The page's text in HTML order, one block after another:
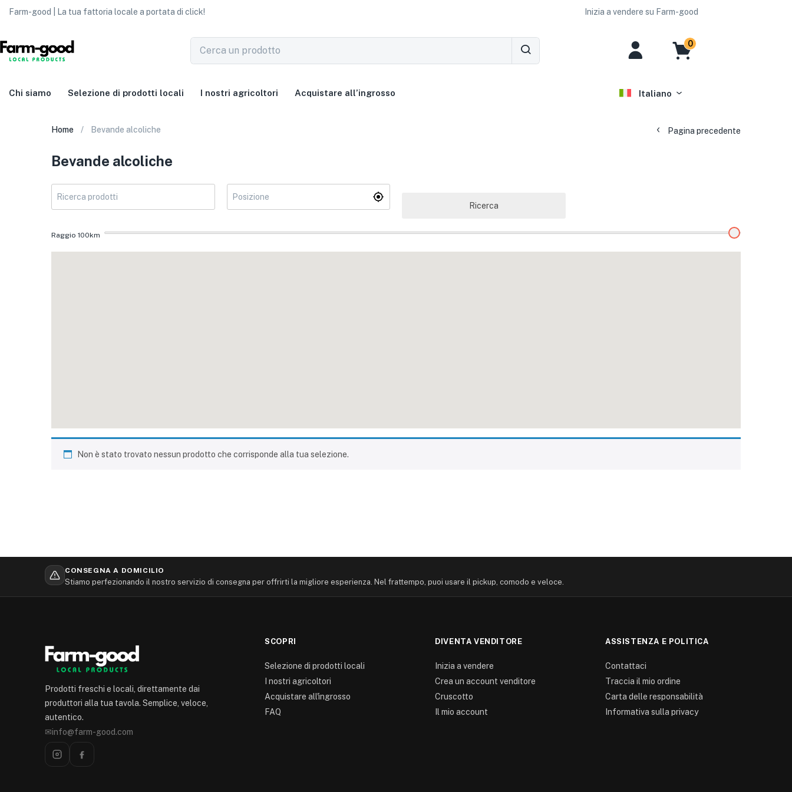
Farm-good | La tua fattoria locale a portata di click! Inizia a vendere su Farm-good
0
Chi siamo Selezione di prodotti locali I nostri agricoltori Acquistare all’ingrosso Italiano
Home Bevande alcoliche Pagina precedente
Bevande alcoliche
Ricerca
Raggio 100km
Non è stato trovato nessun prodotto che corrisponde alla tua selezione.
CONSEGNA A DOMICILIO
Stiamo perfezionando il nostro servizio di consegna per offrirti la migliore esperienza. Nel frattempo, puoi usare il pickup, comodo e veloce.
Prodotti freschi e locali, direttamente dai
produttori alla tua tavola. Semplice, veloce,
autentico.
✉info@farm-good.com
SCOPRI
Selezione di prodotti locali
I nostri agricoltori
Acquistare all'ingrosso
FAQ
DIVENTA VENDITORE
Inizia a vendere
Crea un account venditore
Cruscotto
Il mio account
ASSISTENZA E POLITICA
Contattaci
Traccia il mio ordine
Carta delle responsabilità
Informativa sulla privacy